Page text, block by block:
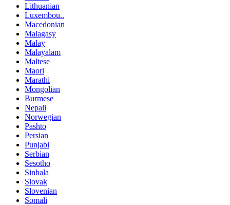
Lithuanian
Luxembou..
Macedonian
Malagasy
Malay
Malayalam
Maltese
Maori
Marathi
Mongolian
Burmese
Nepali
Norwegian
Pashto
Persian
Punjabi
Serbian
Sesotho
Sinhala
Slovak
Slovenian
Somali